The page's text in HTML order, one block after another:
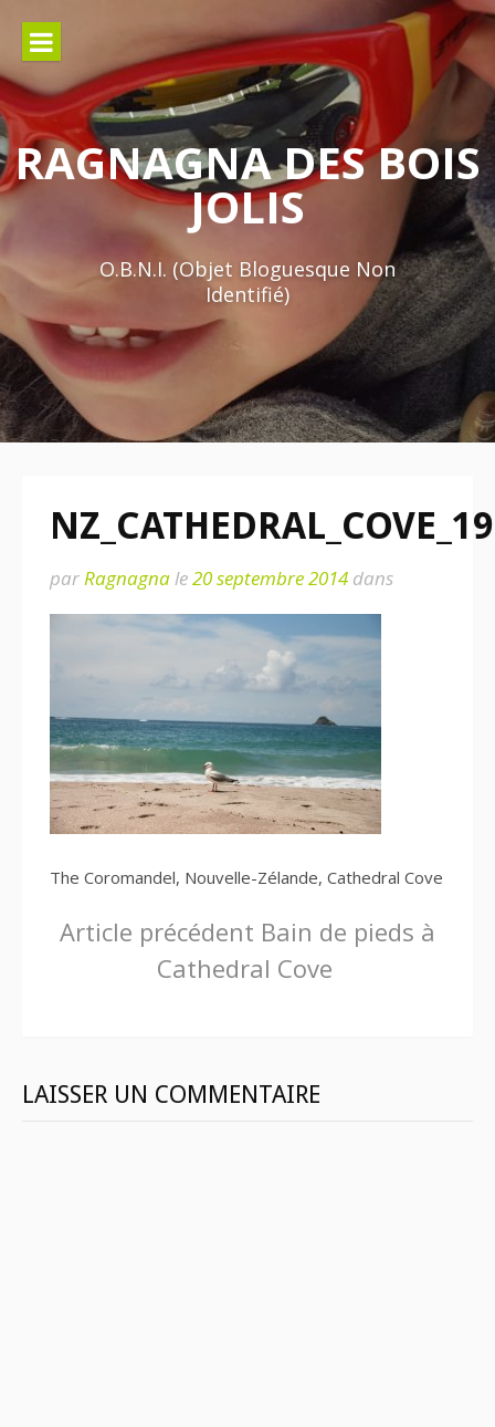
contenu
RAGNAGNA DES BOIS
JOLIS
O.B.N.I. (Objet Bloguesque Non
Identifié)
NZ_CATHEDRAL_COVE_19
parRagnagnale20 septembre 2014 dans
The Coromandel, Nouvelle-Zélande, Cathedral Cove
Lire
Article précédent Bain de pieds à
Cathedral Cove
LAISSER UN COMMENTAIRE